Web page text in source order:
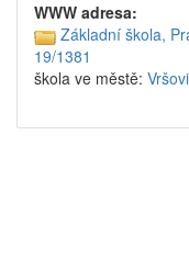
WWW adresa:
Základní škola,
19/1381
škola ve městě: